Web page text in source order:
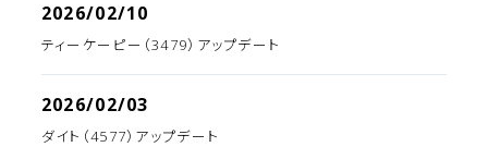
2026/02/10
ティーケーピー（3479）アップデート
2026/02/03
ダイト（4577）アップデート